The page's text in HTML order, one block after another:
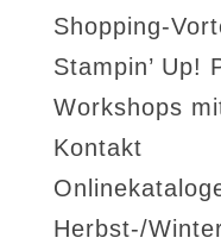
Shopping-
Stampin’ Up!
Workshops
Kontakt
Herbst-/